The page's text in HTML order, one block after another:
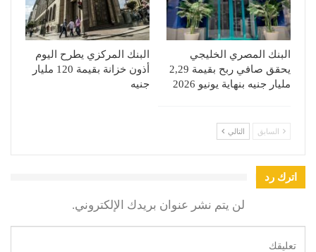
البنك المصري الخليجي
يحقق صافي ربح بقيمة 2,29
مليار جنيه بنهاية يونيو 2026
البنك المركزي يطرح اليوم
أذون خزانة بقيمة 120 مليار
جنيه
السابق التالي
اترك رد
لن يتم نشر عنوان بريدك الإلكتروني.